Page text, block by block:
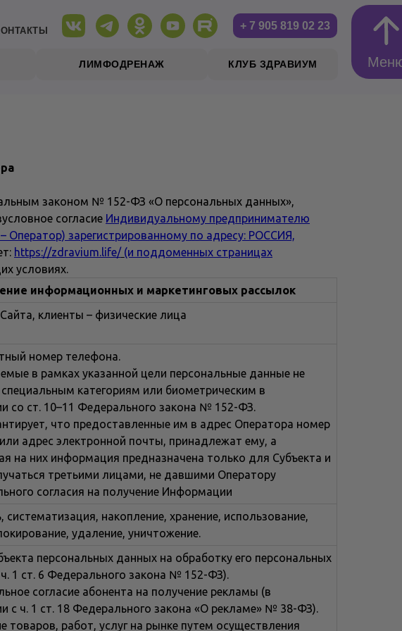
+ 7 905 819 02 23
ЛИМФОДРЕНАЖ КЛУБ ЗДРАВИУМ
законом № 152-ФЗ «О персональных данных»,
согласие Индивидуальному предпринимателю
зарегистрированному по адресу: РОССИЯ,
https://zdravium.life/ (и поддоменных страницах
условиях.
информационных и маркетинговых рассылок
клиенты – физические лица
номер телефона.
в рамках указанной цели персональные данные не
специальным категориям или биометрическим в
со ст. 10–11 Федерального закона № 152-ФЗ.
что предоставленные им в адрес Оператора номер
адрес электронной почты, принадлежат ему, а
на них информация предназначена только для Субъекта и
третьими лицами, не давшими Оператору
согласия на получение Информации
систематизация, накопление, хранение, использование,
удаление, уничтожение.
персональных данных на обработку его персональных
1 ст. 6 Федерального закона № 152-ФЗ).
согласие абонента на получение рекламы (в
с ч. 1 ст. 18 Федерального закона «О рекламе» № 38-ФЗ).
товаров, работ, услуг на рынке путем осуществления